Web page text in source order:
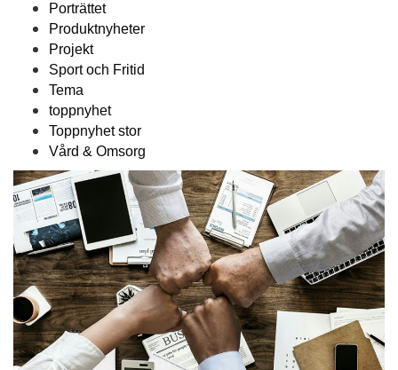
Porträttet
Produktnyheter
Projekt
Sport och Fritid
Tema
toppnyhet
Toppnyhet stor
Vård & Omsorg